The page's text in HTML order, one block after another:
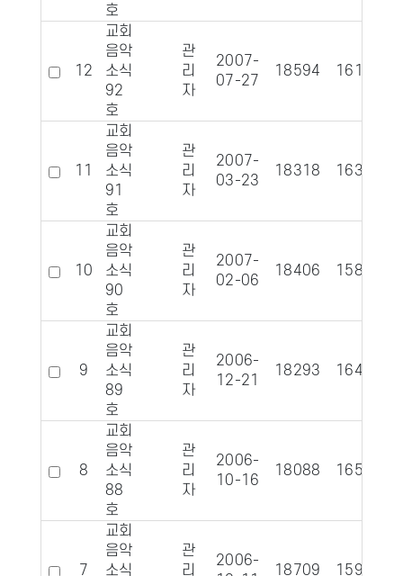
호
12
교회
음악
소식
92
호
관
리
자
2007-
07-27
18594 1616
11
교회
음악
소식
91
호
관
리
자
2007-
03-23
18318 1632
10
교회
음악
소식
90
호
관
리
자
2007-
02-06
18406 1587
9
교회
음악
소식
89
호
관
리
자
2006-
12-21
18293 1640
8
교회
음악
소식
88
호
관
리
자
2006-
10-16
18088 1657
7
교회
음악
소식
관
리
2006-
18709 1597